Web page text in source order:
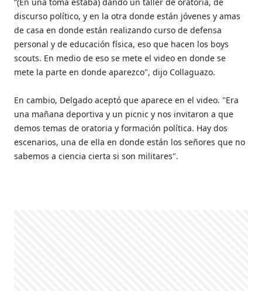
discurso político, y en la otra donde están jóvenes y amas
de casa en donde están realizando curso de defensa
personal y de educación física, eso que hacen los boys
scouts. En medio de eso se mete el video en donde se
mete la parte en donde aparezco", dijo Collaguazo.
En cambio, Delgado aceptó que aparece en el video. "Era
una mañana deportiva y un picnic y nos invitaron a que
demos temas de oratoria y formación política. Hay dos
escenarios, una de ella en donde están los señores que no
sabemos a ciencia cierta si son militares".